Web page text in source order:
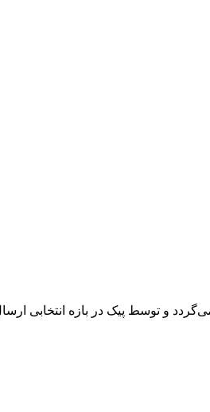
و توسط پیک در بازه انتخابی